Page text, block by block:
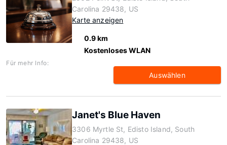
Carolina 29438, US
Karte anzeigen
0.9 km
Kostenloses WLAN
Für mehr Info:
Auswählen
Janet's Blue Haven
3306 Myrtle St, Edisto Island, South
Carolina 29438, US